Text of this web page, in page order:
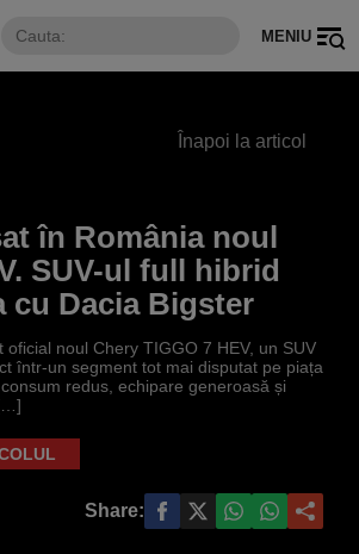
MENIU
Înapoi la articol
în România noul
SUV-ul full hibrid
cu Dacia Bigster
noul Chery TIGGO 7 HEV, un SUV
într-un segment tot mai disputat pe piața
redus, echipare generoasă și
Share: